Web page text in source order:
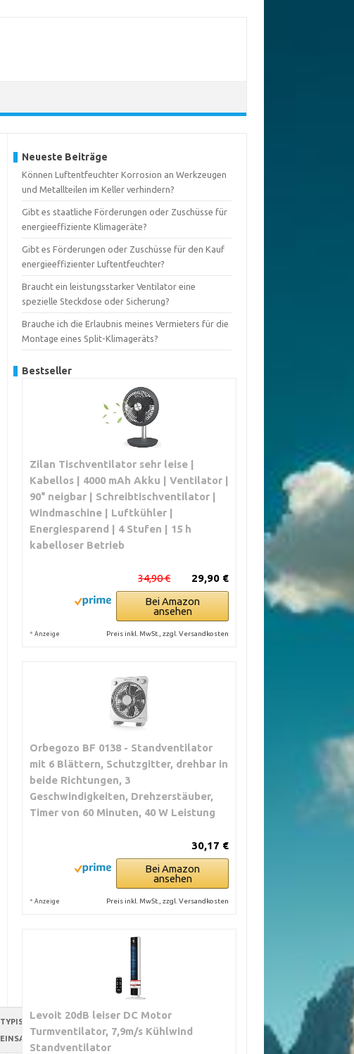
TYPISCHE
EINSATZORTE
Neueste Beiträge
Können Luftentfeuchter Korrosion an Werkzeugen
und Metallteilen im Keller verhindern?
Gibt es staatliche Förderungen oder Zuschüsse für
energieeffiziente Klimageräte?
Gibt es Förderungen oder Zuschüsse für den Kauf
energieeffizienter Luftentfeuchter?
Braucht ein leistungsstarker Ventilator eine
spezielle Steckdose oder Sicherung?
Brauche ich die Erlaubnis meines Vermieters für die
Montage eines Split-Klimageräts?
Bestseller
Zilan Tischventilator sehr leise |
Kabellos | 4000 mAh Akku | Ventilator |
90° neigbar | Schreibtischventilator |
Windmaschine | Luftkühler |
Energiesparend | 4 Stufen | 15 h
kabelloser Betrieb
29,90 €
34,90 €
Bei Amazon
ansehen
* Anzeige Preis inkl. MwSt., zzgl. Versandkosten
Orbegozo BF 0138 - Standventilator
mit 6 Blättern, Schutzgitter, drehbar in
beide Richtungen, 3
Geschwindigkeiten, Drehzerstäuber,
Timer von 60 Minuten, 40 W Leistung
30,17 €
Bei Amazon
ansehen
* Anzeige Preis inkl. MwSt., zzgl. Versandkosten
Levoit 20dB leiser DC Motor
Turmventilator, 7,9m/s Kühlwind
Standventilator